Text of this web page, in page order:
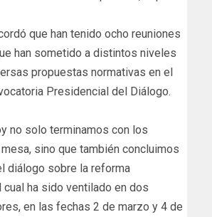
que han tenido ocho reuniones
han sometido a distintos niveles
propuestas normativas en el
Presidencial del Diálogo.
no solo terminamos con los
sino que también concluimos
diálogo sobre la reforma
ha sido ventilado en dos
en las fechas 2 de marzo y 4 de